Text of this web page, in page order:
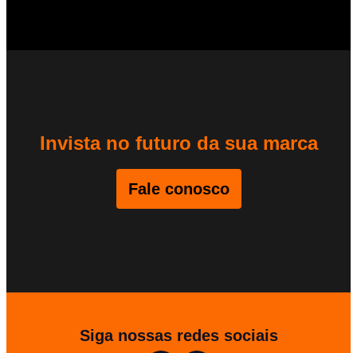
Invista no futuro da sua marca
Fale conosco
Siga nossas redes sociais